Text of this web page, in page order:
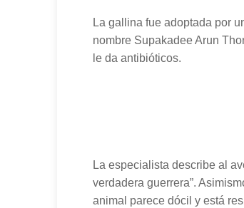
La gallina fue adoptada por
nombre Supakadee Arun
le da antibióticos.
La especialista describe al
verdadera guerrera”.
animal parece dócil y está